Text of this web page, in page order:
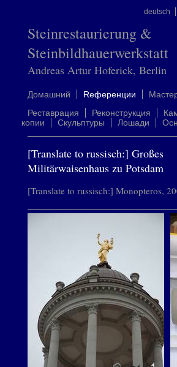
deutsch
Steinrestaurierung &
Steinbildhauerwerkstatt
Andreas Artur Hoferick, Berlin
Домашний Rеференции
Реставрация
Реконструкция
копии
Скульптуры Лошади
[Translate to russisch:] Großes
Militärwaisenhaus zu Potsdam
[Translate to russisch:] Monopteros,